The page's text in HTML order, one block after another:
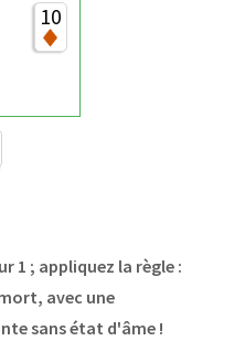
10
1 ; appliquez la règle :
avec une
sans état d'âme !